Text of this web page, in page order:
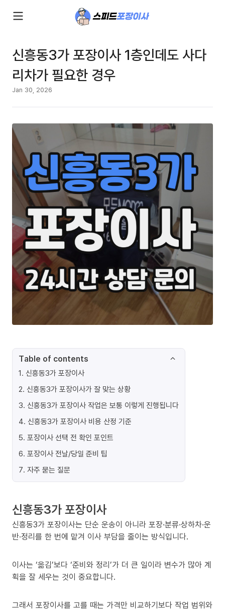
신흥동3가 포장이사 1층인데도 사다
리차가 필요한 경우
Jan 30, 2026
Table of contents
1. 신흥동3가 포장이사
2. 신흥동3가 포장이사가 잘 맞는 상황
3. 신흥동3가 포장이사 작업은 보통 이렇게 진행됩니다
4. 신흥동3가 포장이사 비용 산정 기준
5. 포장이사 선택 전 확인 포인트
6. 포장이사 전날/당일 준비 팁
7. 자주 묻는 질문
신흥동3가 포장이사
신흥동3가 포장이사는 단순 운송이 아니라 포장·분류·상하차·운
반·정리를 한 번에 맡겨 이사 부담을 줄이는 방식입니다.
이사는 ‘옮김’보다 ‘준비와 정리’가 더 큰 일이라 변수가 많아 계
획을 잘 세우는 것이 중요합니다.
그래서 포장이사를 고를 때는 가격만 비교하기보다 작업 범위와